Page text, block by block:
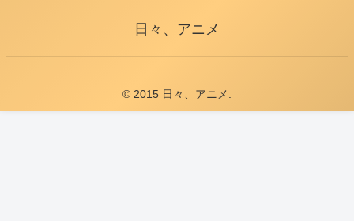
日々、アニメ
© 2015 日々、アニメ.